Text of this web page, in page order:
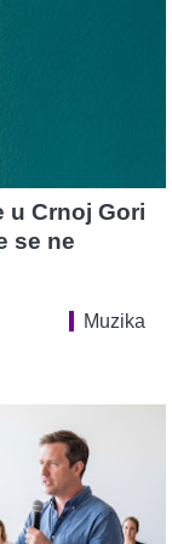
u Crnoj Gori
se ne
Muzika